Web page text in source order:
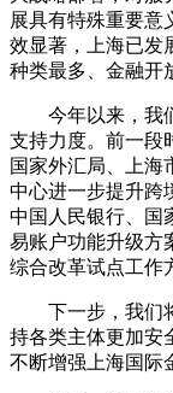
展具有特殊重要意
效显著，上海已发
种类最多、金融开
今年以来，我
支持力度。前一段
国家外汇局、上海
中心进一步提升跨
中国人民银行、国
易账户功能升级方
综合改革试点工作
下一步，我们
持各类主体更加安
不断增强上海国际